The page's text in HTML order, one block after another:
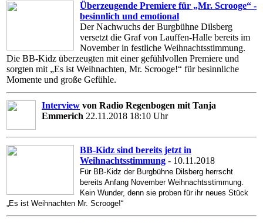
Überzeugende Premiere für „Mr. Scrooge“ -
besinnlich und emotional
Der Nachwuchs der Burgbühne Dilsberg
versetzt die Graf von Lauffen-Halle bereits im
November in festliche Weihnachtsstimmung.
Die BB-Kidz überzeugten mit einer gefühlvollen Premiere und
sorgten mit „Es ist Weihnachten, Mr. Scrooge!“ für besinnliche
Momente und große Gefühle.
Interview von Radio Regenbogen mit Tanja
Emmerich 22.11.2018 18:10 Uhr
BB-Kidz sind bereits jetzt in
Weihnachtsstimmung - 10.11.2018
Für BB-Kidz der Burgbühne Dilsberg herrscht
bereits Anfang November Weihnachtsstimmung.
Kein Wunder, denn sie proben für ihr neues Stück
„Es ist Weihnachten Mr. Scrooge!“